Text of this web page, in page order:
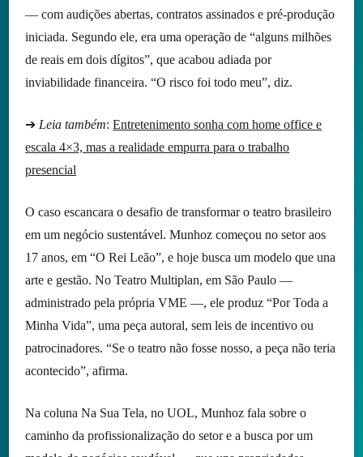
— com audições abertas, contratos assinados e pré-produção
iniciada. Segundo ele, era uma operação de “alguns milhões
de reais em dois dígitos”, que acabou adiada por
inviabilidade financeira. “O risco foi todo meu”, diz.
➔ Leia também:Entretenimento sonha com home office e
escala 4×3, mas a realidade empurra para o trabalho
presencial
O caso escancara o desafio de transformar o teatro brasileiro
em um negócio sustentável. Munhoz começou no setor aos
17 anos, em “O Rei Leão”, e hoje busca um modelo que una
arte e gestão. No Teatro Multiplan, em São Paulo —
administrado pela própria VME —, ele produz “Por Toda a
Minha Vida”, uma peça autoral, sem leis de incentivo ou
patrocinadores. “Se o teatro não fosse nosso, a peça não teria
acontecido”, afirma.
Na coluna Na Sua Tela, no UOL, Munhoz fala sobre o
caminho da profissionalização do setor e a busca por um